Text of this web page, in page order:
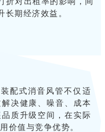
长期经济效益。
配式消音风管不仅适
决健康、噪音、成本
质升级空间，在实际
价值与竞争优势。